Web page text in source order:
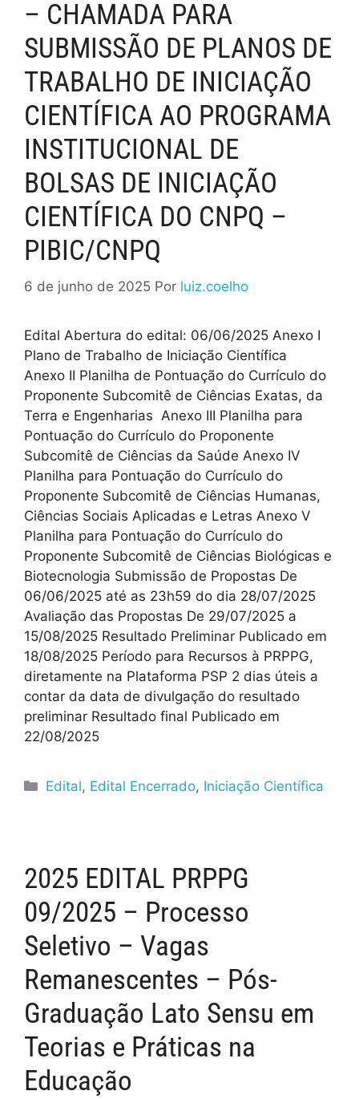
– CHAMADA PARA
SUBMISSÃO DE PLANOS DE
TRABALHO DE INICIAÇÃO
CIENTÍFICA AO PROGRAMA
INSTITUCIONAL DE
BOLSAS DE INICIAÇÃO
CIENTÍFICA DO CNPQ –
PIBIC/CNPQ
6 de junho de 2025 Por luiz.coelho
Edital Abertura do edital: 06/06/2025 Anexo I
Plano de Trabalho de Iniciação Científica
Anexo II Planilha de Pontuação do Currículo do
Proponente Subcomitê de Ciências Exatas, da
Terra e Engenharias Anexo III Planilha para
Pontuação do Currículo do Proponente
Subcomitê de Ciências da Saúde Anexo IV
Planilha para Pontuação do Currículo do
Proponente Subcomitê de Ciências Humanas,
Ciências Sociais Aplicadas e Letras Anexo V
Planilha para Pontuação do Currículo do
Proponente Subcomitê de Ciências Biológicas e
Biotecnologia Submissão de Propostas De
06/06/2025 até as 23h59 do dia 28/07/2025
Avaliação das Propostas De 29/07/2025 a
15/08/2025 Resultado Preliminar Publicado em
18/08/2025 Período para Recursos à PRPPG,
diretamente na Plataforma PSP 2 dias úteis a
contar da data de divulgação do resultado
preliminar Resultado final Publicado em
22/08/2025
Edital, Edital Encerrado, Iniciação Científica
2025 EDITAL PRPPG
09/2025 – Processo
Seletivo – Vagas
Remanescentes – Pós-
Graduação Lato Sensu em
Teorias e Práticas na
Educação